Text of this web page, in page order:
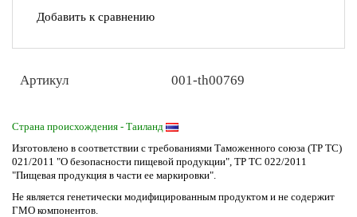
Добавить к сравнению
Артикул 001-th00769
Страна происхождения - Таиланд
Изготовлено в соответствии с требованиями Таможенного союза (ТР ТС)
021/2011 "О безопасности пищевой продукции", ТР ТС 022/2011
"Пищевая продукция в части ее маркировки".
Не является генетически модифицированным продуктом и не содержит
ГМО компонентов.